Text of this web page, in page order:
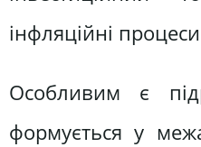
інфляційні
Особливим є
формується у